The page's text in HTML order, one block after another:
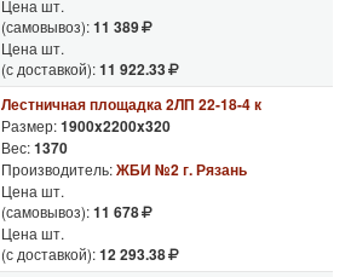
Цена шт.
(самовывоз):11 389
Цена шт.
(с доставкой):11 922.33
Лестничная площадка 2ЛП 22-18-4 к
Размер:1900x2200x320
Вес:1370
Производитель:ЖБИ №2 г. Рязань
Цена шт.
(самовывоз):11 678
Цена шт.
(с доставкой):12 293.38